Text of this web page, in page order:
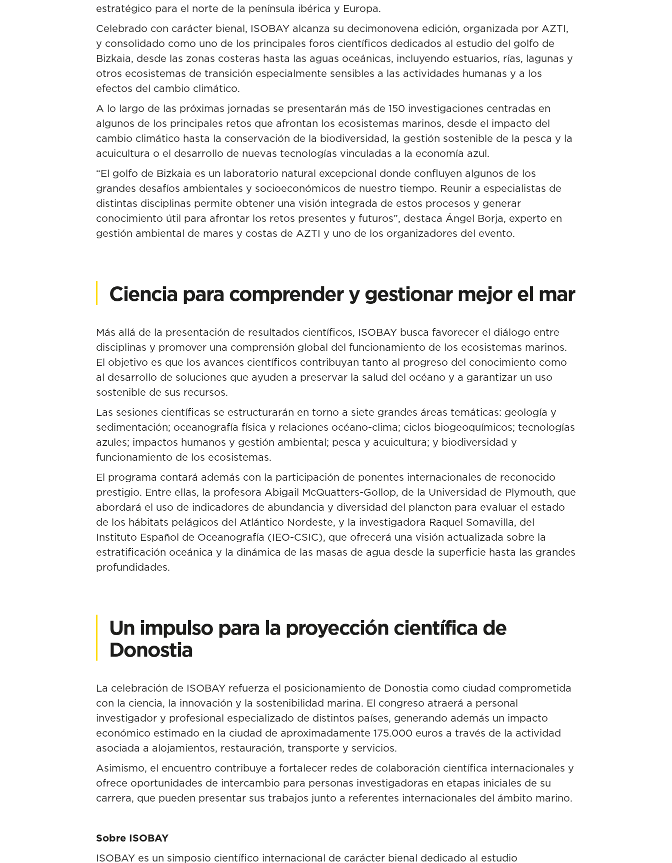
estratégico para el norte de la península ibérica y Europa.
Celebrado con carácter bienal, ISOBAY alcanza su decimonovena edición, organizada por AZTI,
y consolidado como uno de los principales foros científicos dedicados al estudio del golfo de
Bizkaia, desde las zonas costeras hasta las aguas oceánicas, incluyendo estuarios, rías, lagunas y
otros ecosistemas de transición especialmente sensibles a las actividades humanas y a los
efectos del cambio climático.
A lo largo de las próximas jornadas se presentarán más de 150 investigaciones centradas en
algunos de los principales retos que afrontan los ecosistemas marinos, desde el impacto del
cambio climático hasta la conservación de la biodiversidad, la gestión sostenible de la pesca y la
acuicultura o el desarrollo de nuevas tecnologías vinculadas a la economía azul.
“El golfo de Bizkaia es un laboratorio natural excepcional donde confluyen algunos de los
grandes desafíos ambientales y socioeconómicos de nuestro tiempo. Reunir a especialistas de
distintas disciplinas permite obtener una visión integrada de estos procesos y generar
conocimiento útil para afrontar los retos presentes y futuros”, destaca Ángel Borja, experto en
gestión ambiental de mares y costas de AZTI y uno de los organizadores del evento.
Ciencia para comprender y gestionar mejor el mar
Más allá de la presentación de resultados científicos, ISOBAY busca favorecer el diálogo entre
disciplinas y promover una comprensión global del funcionamiento de los ecosistemas marinos.
El objetivo es que los avances científicos contribuyan tanto al progreso del conocimiento como
al desarrollo de soluciones que ayuden a preservar la salud del océano y a garantizar un uso
sostenible de sus recursos.
Las sesiones científicas se estructurarán en torno a siete grandes áreas temáticas: geología y
sedimentación; oceanografía física y relaciones océano-clima; ciclos biogeoquímicos; tecnologías
azules; impactos humanos y gestión ambiental; pesca y acuicultura; y biodiversidad y
funcionamiento de los ecosistemas.
El programa contará además con la participación de ponentes internacionales de reconocido
prestigio. Entre ellas, la profesora Abigail McQuatters-Gollop, de la Universidad de Plymouth, que
abordará el uso de indicadores de abundancia y diversidad del plancton para evaluar el estado
de los hábitats pelágicos del Atlántico Nordeste, y la investigadora Raquel Somavilla, del
Instituto Español de Oceanografía (IEO-CSIC), que ofrecerá una visión actualizada sobre la
estratificación oceánica y la dinámica de las masas de agua desde la superficie hasta las grandes
profundidades.
Un impulso para la proyección científica de
Donostia
La celebración de ISOBAY refuerza el posicionamiento de Donostia como ciudad comprometida
con la ciencia, la innovación y la sostenibilidad marina. El congreso atraerá a personal
investigador y profesional especializado de distintos países, generando además un impacto
económico estimado en la ciudad de aproximadamente 175.000 euros a través de la actividad
asociada a alojamientos, restauración, transporte y servicios.
Asimismo, el encuentro contribuye a fortalecer redes de colaboración científica internacionales y
ofrece oportunidades de intercambio para personas investigadoras en etapas iniciales de su
carrera, que pueden presentar sus trabajos junto a referentes internacionales del ámbito marino.
Sobre ISOBAY
ISOBAY es un simposio científico internacional de carácter bienal dedicado al estudio